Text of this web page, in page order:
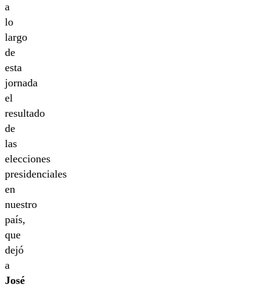
a
lo
largo
de
esta
jornada
el
resultado
de
las
elecciones
presidenciales
en
nuestro
país,
que
dejó
a
José